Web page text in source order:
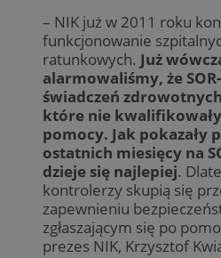
– NIK już w 2011 roku
funkcjonowanie
ratunkowych. Już
alarmowaliśmy, że
świadczeń
które nie
pomocy. Jak pokazały
ostatnich miesięcy na
dzieje się najlepiej.
kontrolerzy skupią się
zapewnieniu
zgłaszającym się po
prezes NIK, Krzysztof